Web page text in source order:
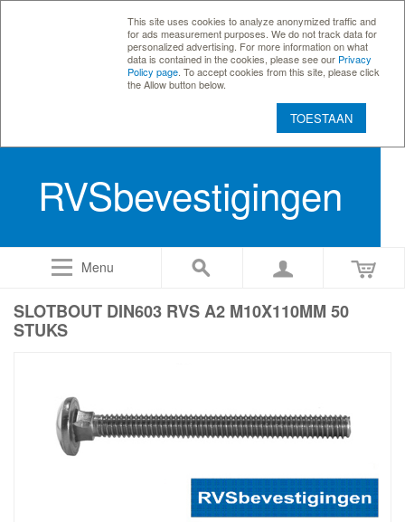
This site uses cookies to analyze anonymized traffic and
for ads measurement purposes. We do not track data for
personalized advertising. For more information on what
data is contained in the cookies, please see our Privacy
Policy page . To accept cookies from this site, please click
the Allow button below.
TOESTAAN
RVSbevestigingen
Menu
SLOTBOUT DIN603 RVS A2 M10X110MM 50
STUKS